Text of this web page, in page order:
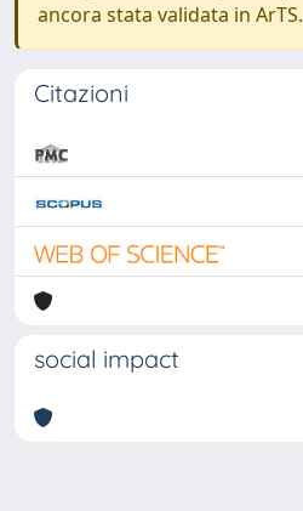
ancora stata validata in ArTS.
Citazioni
social impact